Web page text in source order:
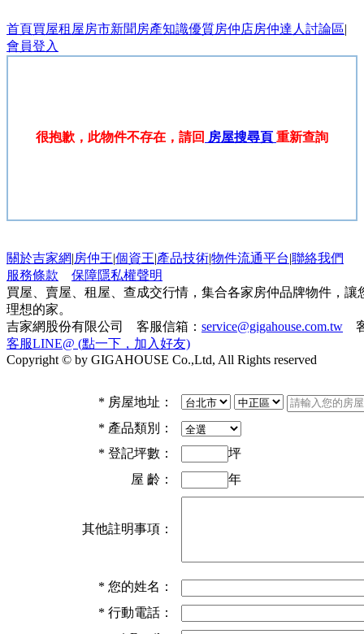
首頁買屋租屋房市新聞 房產知識優質房仲店房仲達人 討論區|
會員登入
很抱歉，此物件不存在，請回 房屋搜尋頁 重新查詢
關於吉家網|房仲王|個資王|產品技術|物件流通平台|聯絡我們
服務條款
保障隱私權聲明
買屋、賣屋、租屋、查成交行情，集合各家房仲品牌物件，
理想的家。
吉家網股份有限公司 客服信箱： service@gigahouse.com.tw
客服LINE@ (點一下，加入好友)
Copyright © by GIGAHOUSE Co.,Ltd, All Rights reserved